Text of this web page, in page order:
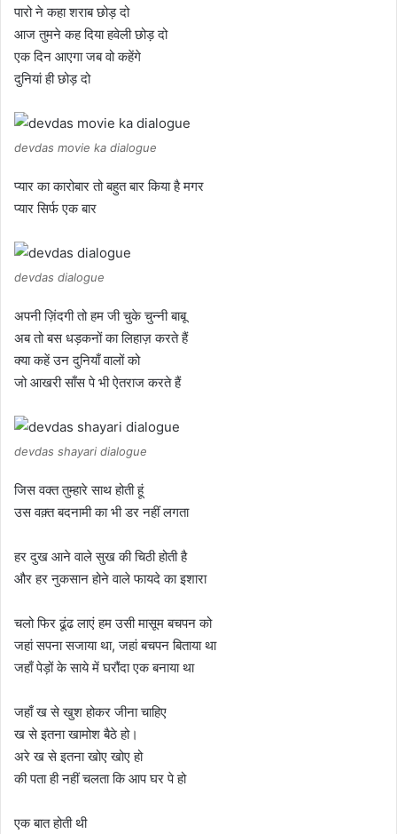
पारो ने कहा शराब छोड़ दो
आज तुमने कह दिया हवेली छोड़ दो
एक दिन आएगा जब वो कहेंगे
दुनियां ही छोड़ दो
devdas movie ka dialogue
प्यार का कारोबार तो बहुत बार किया है मगर
प्यार सिर्फ एक बार
devdas dialogue
अपनी ज़िंदगी तो हम जी चुके चुन्नी बाबू
अब तो बस धड़कनों का लिहाज़ करते हैं
क्या कहें उन दुनियाँ वालों को
जो आखरी साँस पे भी ऐतराज करते हैं
devdas shayari dialogue
जिस वक्त तुम्हारे साथ होती हूं
उस वक़्त बदनामी का भी डर नहीं लगता
हर दुख आने वाले सुख की चिठी होती है
और हर नुकसान होने वाले फायदे का इशारा
चलो फिर ढूंढ लाएं हम उसी मासूम बचपन को
जहां सपना सजाया था, जहां बचपन बिताया था
जहाँ पेड़ों के साये में घरौंदा एक बनाया था
जहाँ ख से खुश होकर जीना चाहिए
ख से इतना खामोश बैठे हो।
अरे ख से इतना खोए खोए हो
की पता ही नहीं चलता कि आप घर पे हो
एक बात होती थी